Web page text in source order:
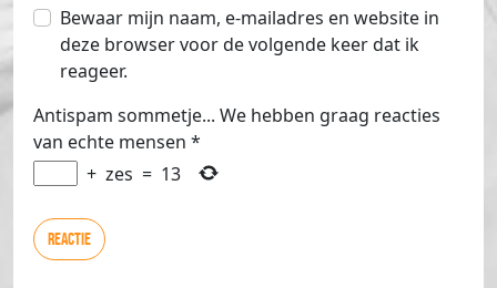
Bewaar mijn naam, e-mailadres en website in
deze browser voor de volgende keer dat ik
reageer.
Antispam sommetje... We hebben graag reacties
van echte mensen *
+ zes = 13